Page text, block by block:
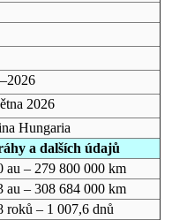
2026
Hungaria
a dalších údajů
au – 279 800 000 km
au – 308 684 000 km
roků – 1 007,6 dnů